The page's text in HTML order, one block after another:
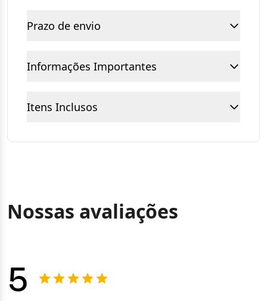
Prazo de envio
Informações Importantes
Itens Inclusos
Nossas avaliações
5